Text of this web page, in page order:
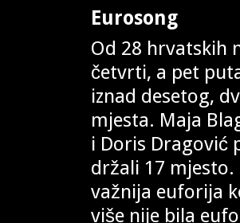
Eurosong
Od 28 hrvatskih
četvrti, a pet
iznad desetog,
mjesta. Maja
i Doris Dragović
držali 17
važnija euforija
više nije bila